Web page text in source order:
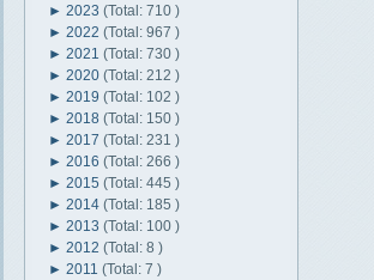
► 2023 (Total: 710 )
► 2022 (Total: 967 )
► 2021 (Total: 730 )
► 2020 (Total: 212 )
► 2019 (Total: 102 )
► 2018 (Total: 150 )
► 2017 (Total: 231 )
► 2016 (Total: 266 )
► 2015 (Total: 445 )
► 2014 (Total: 185 )
► 2013 (Total: 100 )
► 2012 (Total: 8 )
► 2011 (Total: 7 )